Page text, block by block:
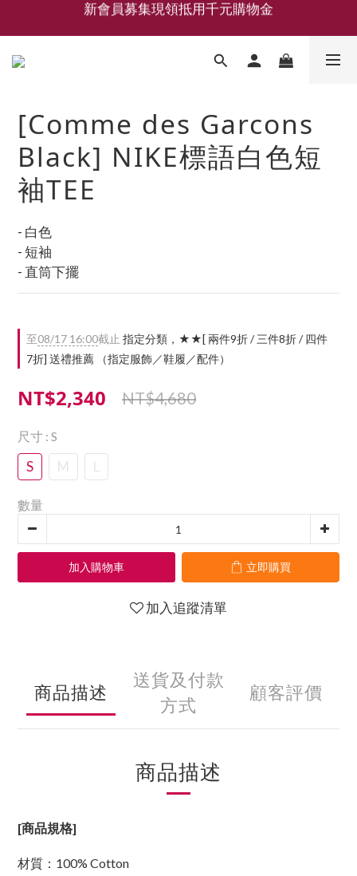
新會員募集現領抵用千元購物金
LEMAIRE 經典可頌包 NEW ARRIVAL
香氛 / 家居 / 餐廚 [ 全館折上兩件9折，三件享85折 】
[Comme des Garcons
Black] NIKE標語白色短
袖TEE
- 白色
- 短袖
- 直筒下擺
至08/17 16:00截止 指定分類，★★[ 兩件9折 / 三件8折 / 四件
7折] 送禮推薦 （指定服飾／鞋履／配件）
NT$2,340 NT$4,680
尺寸 : S
S M L
數量
加入購物車 立即購買
加入追蹤清單
商品描述
送貨及付款
方式
顧客評價
商品描述
[商品規格]
材質：100% Cotton